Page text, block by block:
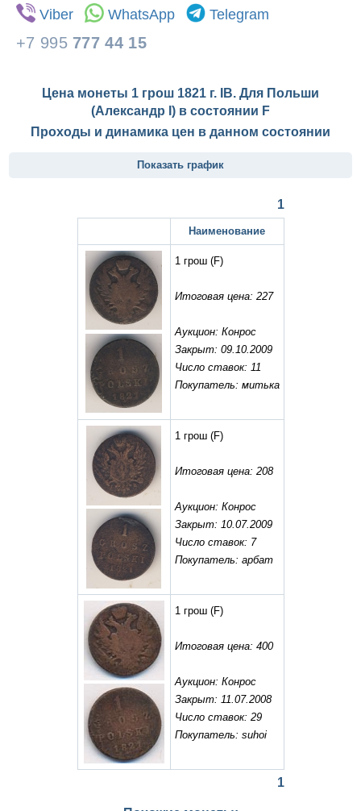
Viber
WhatsApp Telegram
+7 995 777 44 15
Цена монеты 1 грош 1821 г. IB. Для Польши
(Александр I) в состоянии F
Проходы и динамика цен в данном состоянии
Показать график
1
Наименование
1 грош(F)
Итоговая цена: 227
Аукцион: Конрос
Закрыт: 09.10.2009
Число ставок: 11
Покупатель: митька
1 грош(F)
Итоговая цена: 208
Аукцион: Конрос
Закрыт: 10.07.2009
Число ставок: 7
Покупатель: арбат
1 грош(F)
Итоговая цена: 400
Аукцион: Конрос
Закрыт: 11.07.2008
Число ставок: 29
Покупатель: suhoi
1